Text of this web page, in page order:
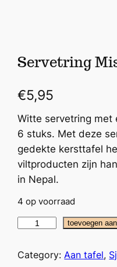
Servetring
€5,95
Witte servetring met
6 stuks. Met deze
gedekte kersttafel
viltproducten zijn
in Nepal.
4 op voorraad
r
toevoegen
Category:Aan tafel,